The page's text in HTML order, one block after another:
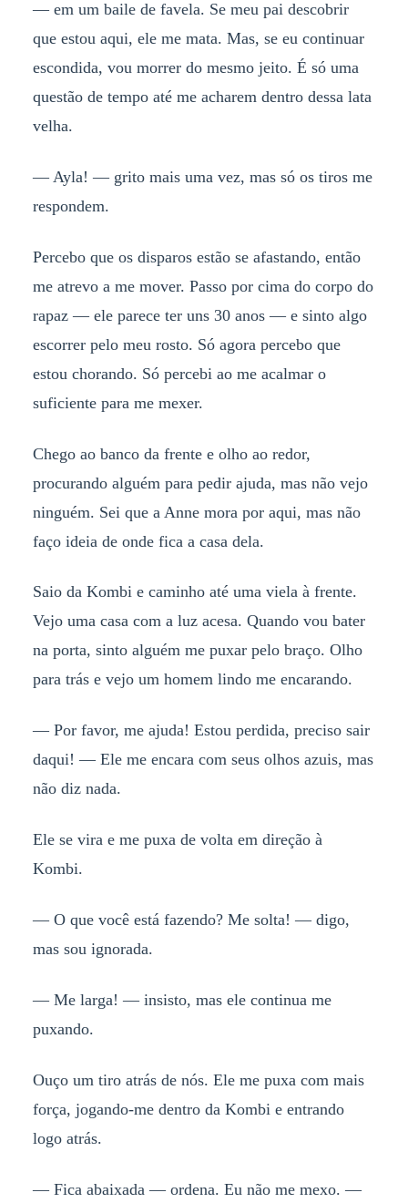
— em um baile de favela. Se meu pai descobrir
que estou aqui, ele me mata. Mas, se eu continuar
escondida, vou morrer do mesmo jeito. É só uma
questão de tempo até me acharem dentro dessa lata
velha.
— Ayla! — grito mais uma vez, mas só os tiros me
respondem.
Percebo que os disparos estão se afastando, então
me atrevo a me mover. Passo por cima do corpo do
rapaz — ele parece ter uns 30 anos — e sinto algo
escorrer pelo meu rosto. Só agora percebo que
estou chorando. Só percebi ao me acalmar o
suficiente para me mexer.
Chego ao banco da frente e olho ao redor,
procurando alguém para pedir ajuda, mas não vejo
ninguém. Sei que a Anne mora por aqui, mas não
faço ideia de onde fica a casa dela.
Saio da Kombi e caminho até uma viela à frente.
Vejo uma casa com a luz acesa. Quando vou bater
na porta, sinto alguém me puxar pelo braço. Olho
para trás e vejo um homem lindo me encarando.
— Por favor, me ajuda! Estou perdida, preciso sair
daqui! — Ele me encara com seus olhos azuis, mas
não diz nada.
Ele se vira e me puxa de volta em direção à
Kombi.
— O que você está fazendo? Me solta! — digo,
mas sou ignorada.
— Me larga! — insisto, mas ele continua me
puxando.
Ouço um tiro atrás de nós. Ele me puxa com mais
força, jogando-me dentro da Kombi e entrando
logo atrás.
— Fica abaixada — ordena. Eu não me mexo. —